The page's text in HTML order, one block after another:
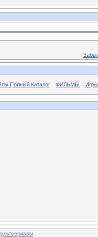
Полный Каталог ФИЛЬМЫ